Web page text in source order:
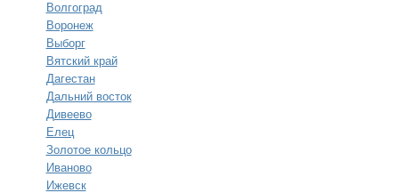
Волгоград
Воронеж
Выборг
Вятский край
Дагестан
Дальний восток
Дивеево
Елец
Золотое кольцо
Иваново
Ижевск